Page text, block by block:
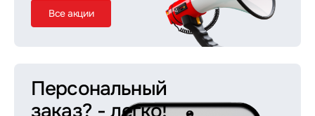
Все акции
Персональный